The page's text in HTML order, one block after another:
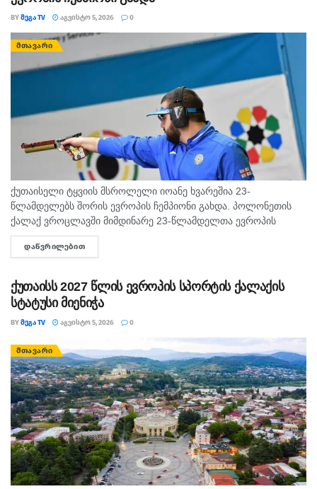
BYᲛᲔᲒᲐ TV ᲐᲒᲕᲘᲡᲢᲝ 5, 2026 0
ᲛᲗᲐᲕᲐᲠᲘ
ქუთაისელი ტყვიის მსროლელი იოანე ხვარეშია 23-
წლამდელებს შორის ევროპის ჩემპიონი გახდა. პოლონეთის
ქალაქ ვროცლავში მიმდინარე 23-წლამდელთა ევროპის
ჩემპიონატზე ქუთაისელმა ტყვიის მსროლელმა იოანე
ხვარეშიამ ბრწყინვალედ იასპარეზა და ოქროს მედალი
ᲓᲐᲬᲕᲠᲘᲚᲔᲑᲘᲗ
ქუთაისს 2027 წლის ევროპის სპორტის ქალაქის
სტატუსი მიენიჭა
BYᲛᲔᲒᲐ TV ᲐᲒᲕᲘᲡᲢᲝ 5, 2026 0
ᲛᲗᲐᲕᲐᲠᲘ